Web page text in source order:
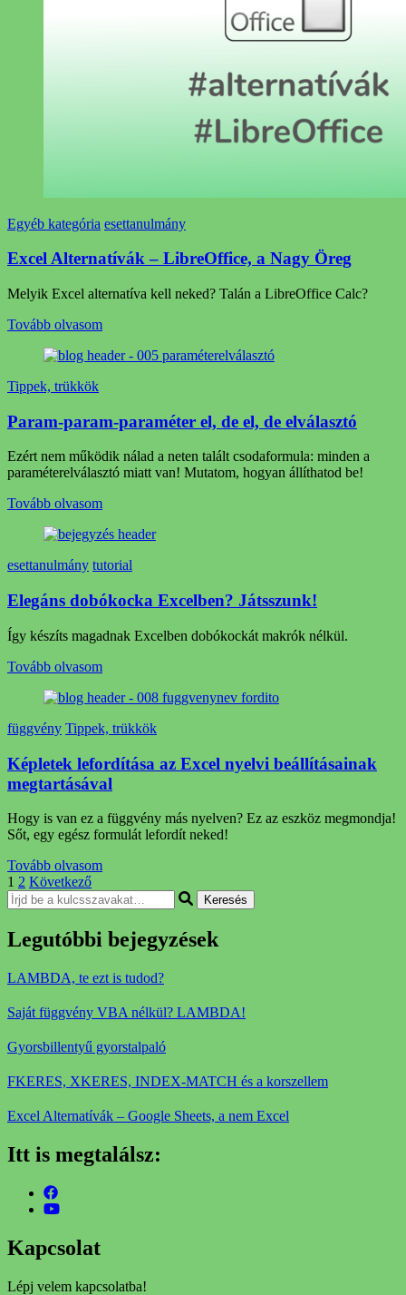
Egyéb kategória esettanulmány
Excel Alternatívák – LibreOffice, a Nagy Öreg
Melyik Excel alternatíva kell neked? Talán a LibreOffice Calc?
Tovább olvasom
Tippek, trükkök
Param-param-paraméter el, de el, de elválasztó
Ezért nem működik nálad a neten talált csodaformula: minden a
paraméterelválasztó miatt van! Mutatom, hogyan állíthatod be!
Tovább olvasom
esettanulmány tutorial
Elegáns dobókocka Excelben? Játsszunk!
Így készíts magadnak Excelben dobókockát makrók nélkül.
Tovább olvasom
függvény Tippek, trükkök
Képletek lefordítása az Excel nyelvi beállításainak
megtartásával
Hogy is van ez a függvény más nyelven? Ez az eszköz megmondja!
Sőt, egy egész formulát lefordít neked!
Tovább olvasom
Bejegyzés
navigáció
Oldal
1 Oldal
2 Következő
Keresel
valamit?
Legutóbbi bejegyzések
LAMBDA, te ezt is tudod?
Saját függvény VBA nélkül? LAMBDA!
Gyorsbillentyű gyorstalpaló
FKERES, XKERES, INDEX-MATCH és a korszellem
Excel Alternatívák – Google Sheets, a nem Excel
Itt is megtalálsz:
Kapcsolat
Lépj velem kapcsolatba!